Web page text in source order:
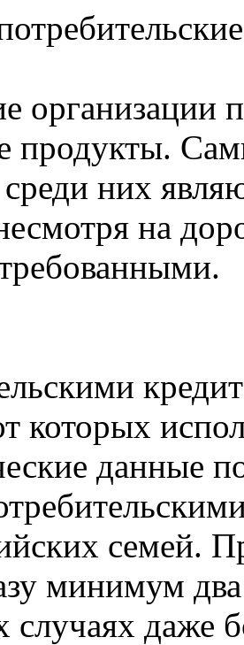
организации
продукты.
них
на
которых
данные
семей.
минимум два
случаях даже